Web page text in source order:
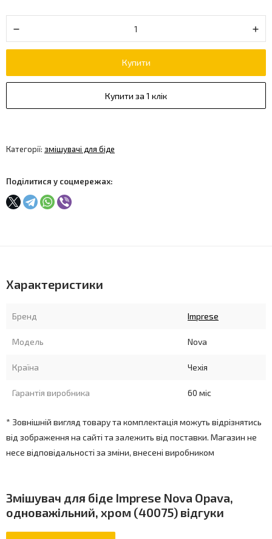
Купити
Купити за 1 клік
Категорії: змішувачі для біде
Поділитися у соцмережах:
Характеристики
Бренд Imprese
Модель Nova
Країна Чехія
Гарантія виробника 60 міс
* Зовнішній вигляд товару та комплектація можуть відрізнятись
від зображення на сайті та залежить від поставки. Магазин не
несе відповідальності за зміни, внесені виробником
Змішувач для біде Imprese Nova Opava,
одноважільний, хром (40075) відгуки